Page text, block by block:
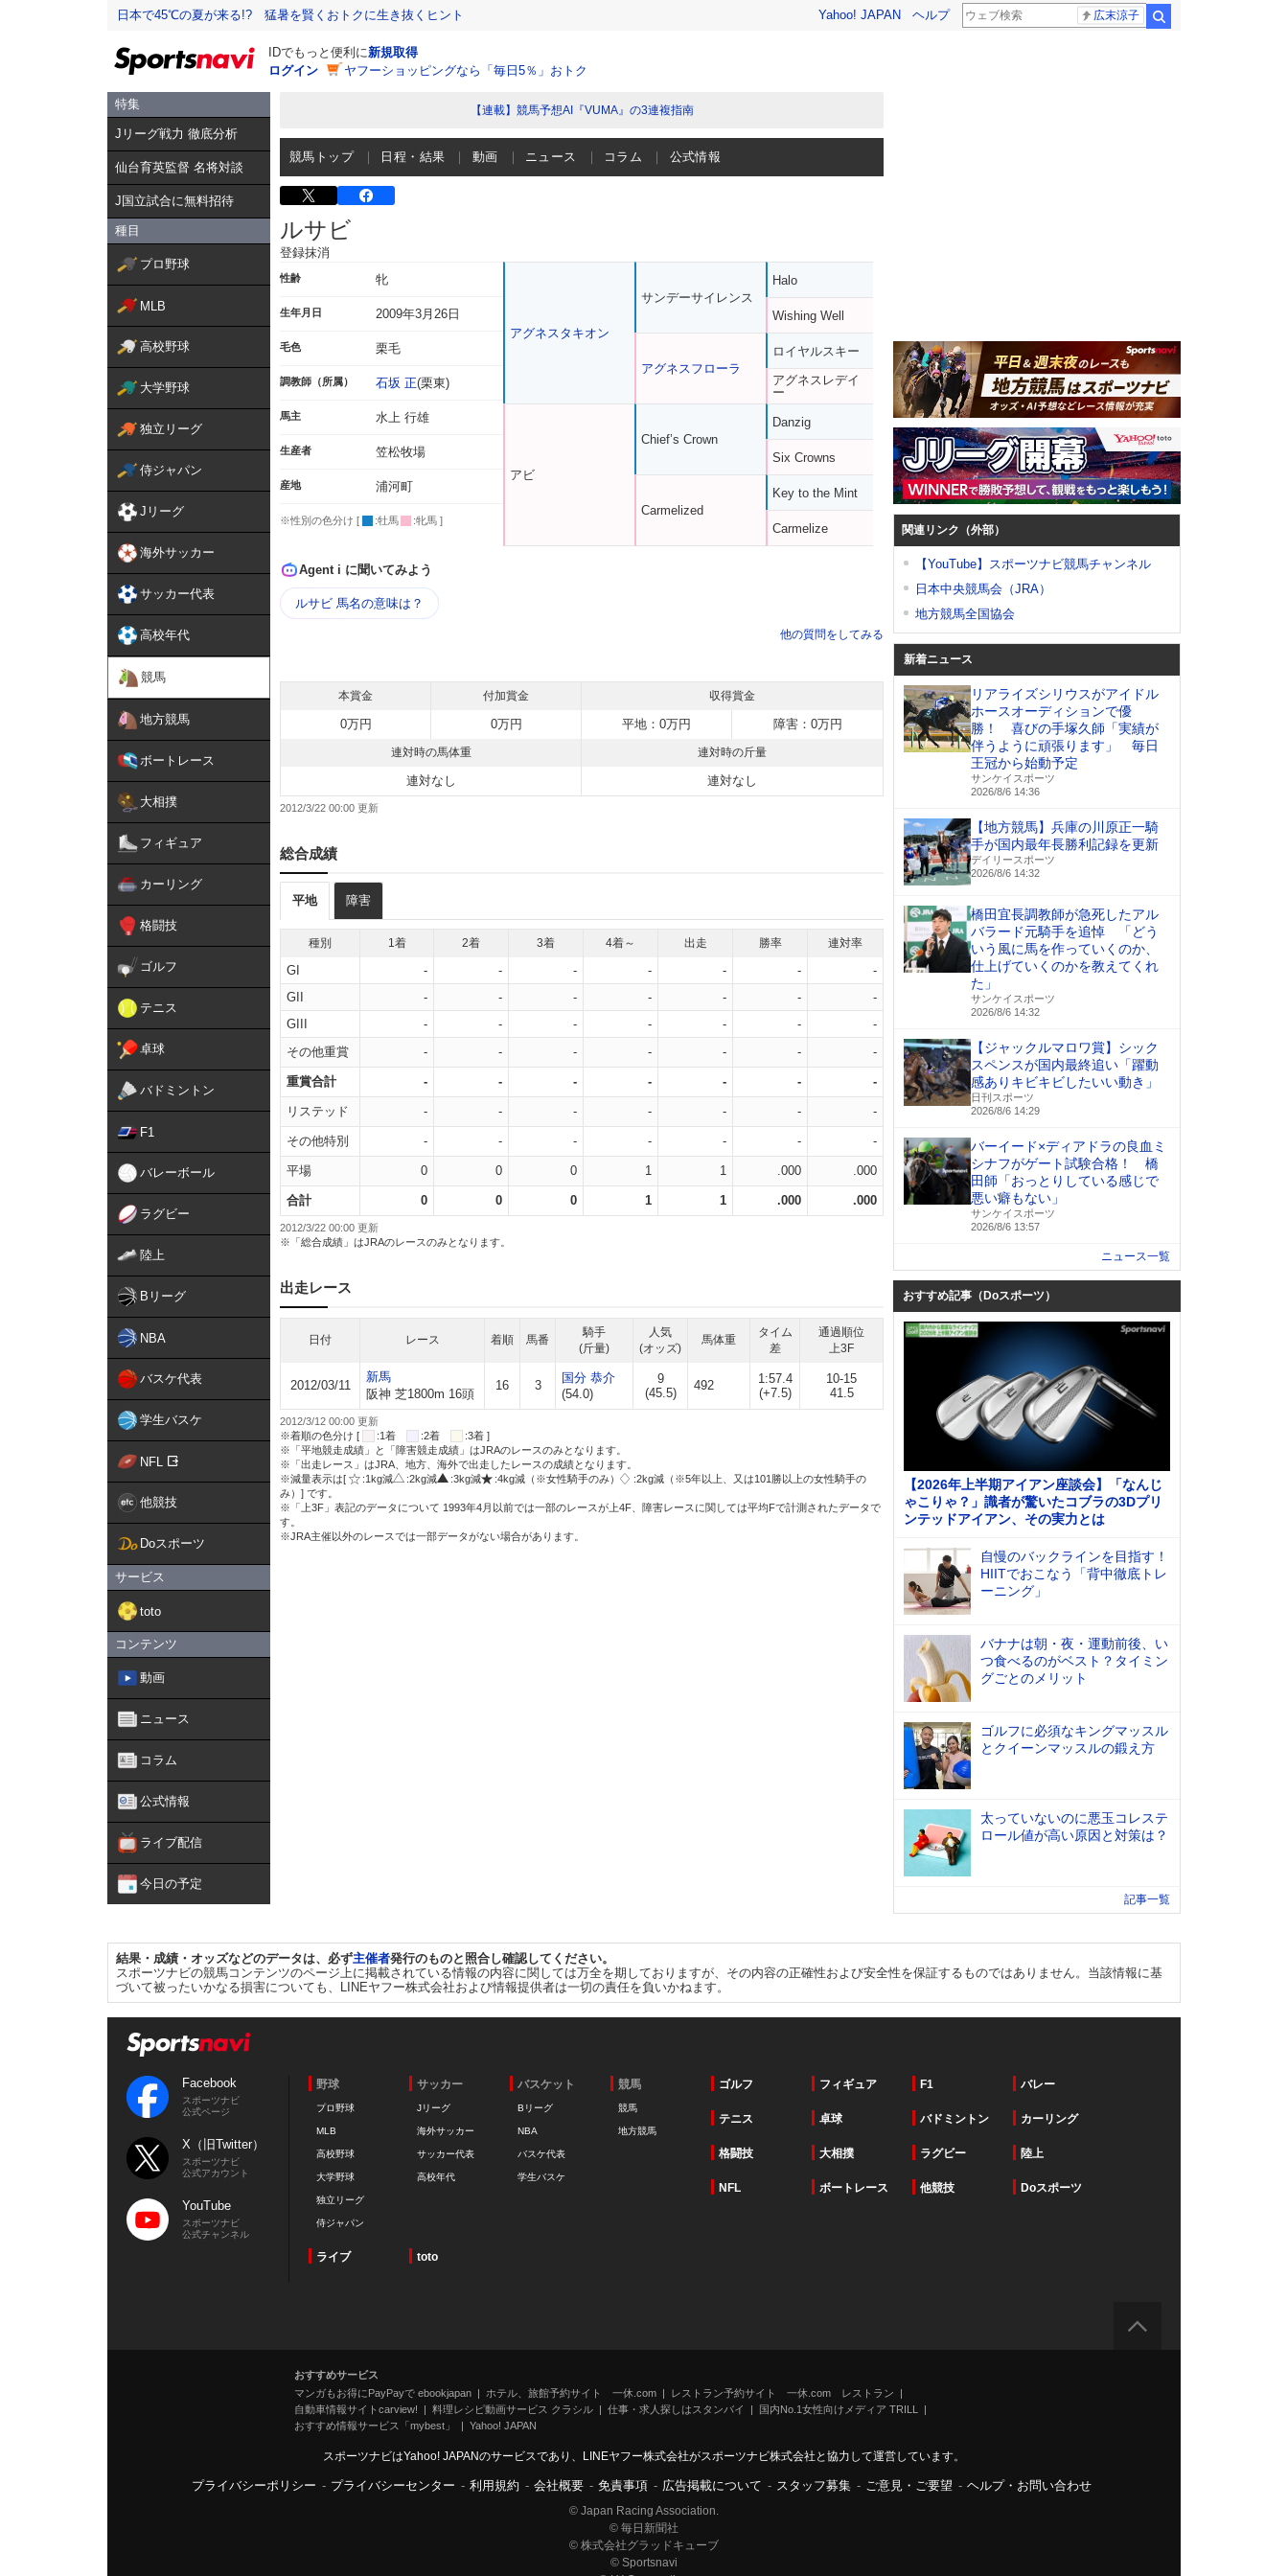
日本で45℃の夏が来る!? 猛暑を賢くおトクに生き抜くヒント Yahoo! JAPAN ヘルプ 広末涼子
IDでもっと便利に新規取得
ログイン
ヤフーショッピングなら「毎日5％」おトク
特集
Jリーグ戦力 徹底分析
仙台育英監督 名将対談
J国立試合に無料招待
種目
プロ野球
MLB
高校野球
大学野球
独立リーグ
侍ジャパン
Jリーグ
海外サッカー
サッカー代表
高校年代
競馬
地方競馬
ボートレース
大相撲
フィギュア
カーリング
格闘技
ゴルフ
テニス
卓球
バドミントン
F1
バレーボール
ラグビー
陸上
Bリーグ
NBA
バスケ代表
学生バスケ
NFL
他競技
Doスポーツ
サービス
toto
コンテンツ
動画
ニュース
コラム
公式情報
ライブ配信
今日の予定
【連載】競馬予想AI『VUMA』の3連複指南
競馬トップ 日程・結果 動画 ニュース コラム 公式情報
ルサビ
登録抹消
性齢 牝
生年月日 2009年3月26日
毛色 栗毛
調教師（所属） 石坂 正(栗東)
馬主 水上 行雄
生産者 笠松牧場
産地 浦河町
※性別の色分け [ :牡馬 :牝馬 ]
アグネスタキオン
アビ
サンデーサイレンス
アグネスフローラ
Chief’s Crown
Carmelized
Halo
Wishing Well
ロイヤルスキー
アグネスレデイ
ー
Danzig
Six Crowns
Key to the Mint
Carmelize
Agent i に聞いてみよう
ルサビ 馬名の意味は？
他の質問をしてみる
本賞金 付加賞金 収得賞金
0万円 0万円 平地：0万円 障害：0万円
連対時の馬体重 連対時の斤量
連対なし 連対なし
2012/3/22 00:00
総合成績
平地 障害
種別 1着 2着 3着 4着～ 出走 勝率 連対率
GI - - - - - -
-
GII
- - - - - -
-
GIII
- - - - - -
-
その他重賞
- - - - - - -
重賞合計 - - - - - - -
リステッド - - - - - - -
その他特別 - - - - - - -
平場 0 0 0 1 1 .000 .000
合計 0 0 0 1 1 .000 .000
2012/3/22 00:00 更新
※「総合成績」はJRAのレースのみとなります。
出走レース
日付 レース 着順 馬番
騎手
(斤量)
人気
(オッズ)
馬体重
タイム
差
通過順位
上3F
2012/03/11
新馬
阪神 芝1800m 16頭
16 3
国分 恭介
(54.0)
9
(45.5)
492
1:57.4
(+7.5)
10-15
41.5
2012/3/12 00:00 更新
※着順の色分け [
:1着 :2着
:3着 ]
※「平地競走成績」と「障害競走成績」はJRAのレースのみとなります。
※「出走レース」はJRA、地方、海外で出走したレースの成績となります。
※減量表示は[
:1kg減 :2kg減 :3kg減 :4kg減（※女性騎手のみ）
:2kg減（※5年以上、又は101勝以上の女性騎手の
み）] です。
※「上3F」表記のデータについて 1993年4月以前では一部のレースが上4F、障害レースに関しては平均Fで計測されたデータで
す。
※JRA主催以外のレースでは一部データがない場合があります。
関連リンク（外部）
【YouTube】スポーツナビ競馬チャンネル
日本中央競馬会（JRA）
地方競馬全国協会
新着ニュース
リアライズシリウスがアイドル
ホースオーディションで優
勝！ 喜びの手塚久師「実績が
伴うように頑張ります」 毎日
王冠から始動予定
サンケイスポーツ
2026/8/6 14:36
【地方競馬】兵庫の川原正一騎
手が国内最年長勝利記録を更新
デイリースポーツ
2026/8/6 14:32
橋田宜長調教師が急死したアル
バラード元騎手を追悼 「どう
いう風に馬を作っていくのか、
仕上げていくのかを教えてくれ
た」
サンケイスポーツ
2026/8/6 14:32
【ジャックルマロワ賞】シック
スペンスが国内最終追い「躍動
感ありキビキビしたいい動き」
日刊スポーツ
2026/8/6 14:29
バーイード×ディアドラの良血ミ
シナフがゲート試験合格！ 橋
田師「おっとりしている感じで
悪い癖もない」
サンケイスポーツ
2026/8/6 13:57
ニュース一覧
おすすめ記事（Doスポーツ）
【2026年上半期アイアン座談会】「なんじ
ゃこりゃ？」識者が驚いたコブラの3Dプリ
ンテッドアイアン、その実力とは
自慢のバックラインを目指す！
HIITでおこなう「背中徹底トレ
ーニング」
バナナは朝・夜・運動前後、い
つ食べるのがベスト？タイミン
グごとのメリット
ゴルフに必須なキングマッスル
とクイーンマッスルの鍛え方
太っていないのに悪玉コレステ
ロール値が高い原因と対策は？
記事一覧
結果・成績・オッズなどのデータは、必ず主催者発行のものと照合し確認してください。
スポーツナビの競馬コンテンツのページ上に掲載されている情報の内容に関しては万全を期しておりますが、その内容の正確性および安全性を保証するものではありません。当該情報に基
づいて被ったいかなる損害についても、LINEヤフー株式会社および情報提供者は一切の責任を負いかねます。
Facebook
スポーツナビ
公式ページ
X（旧Twitter）
スポーツナビ
公式アカウント
YouTube
スポーツナビ
公式チャンネル
野球
プロ野球
MLB
高校野球
大学野球
独立リーグ
侍ジャパン
サッカー
Jリーグ
海外サッカー
サッカー代表
高校年代
バスケット
Bリーグ
NBA
バスケ代表
学生バスケ
競馬
競馬
地方競馬
ゴルフ フィギュア F1 バレー
テニス 卓球 バドミントン カーリング
格闘技 大相撲 ラグビー 陸上
NFL ボートレース 他競技 Doスポーツ
ライブ toto
おすすめサービス
マンガもお得にPayPayで ebookjapan
ホテル、旅館予約サイト 一休.com
レストラン予約サイト 一休.com レストラン
自動車情報サイトcarview!
料理レシピ動画サービス クラシル 仕事・求人探しはスタンバイ
国内No.1女性向けメディア TRILL
おすすめ情報サービス「mybest」
Yahoo! JAPAN
スポーツナビはYahoo! JAPANのサービスであり、LINEヤフー株式会社がスポーツナビ株式会社と協力して運営しています。
プライバシーポリシー - プライバシーセンター - 利用規約 - 会社概要 - 免責事項 - 広告掲載について - スタッフ募集 - ご意見・ご要望 - ヘルプ・お問い合わせ
© Japan Racing Association.
© 毎日新聞社
© 株式会社グラッドキューブ
© Sportsnavi